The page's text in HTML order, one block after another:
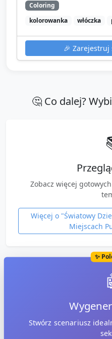
Coloring
kolorowanka
włóczka
🎉 Zarejestruj
🤔 Co dalej?
Zobacz więcej
Więcej o "Światowy
Miejscach
✨
Stwórz scenariusz